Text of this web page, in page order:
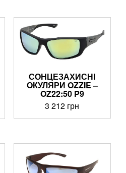
СОНЦЕЗАХИСНІ
ОКУЛЯРИ OZZIE –
OZ22:50 P9
3 212 грн